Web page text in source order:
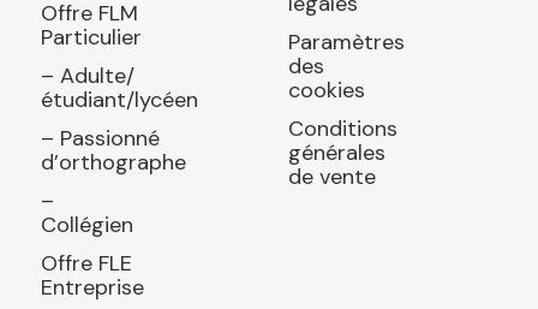
Offre FLM
Particulier
– Adulte/
étudiant/lycéen
– Passionné
d’orthographe
–
Collégien
Offre FLE
Entreprise
Paramètres
des
cookies
Conditions
générales
de vente